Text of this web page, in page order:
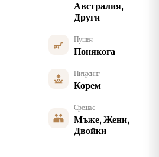
Австралия,
Други
Пушач
Понякога
Пиърсинг
Корем
Среща с
Мъже, Жени,
Двойки